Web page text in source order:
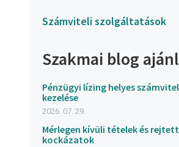
Számviteli szolgáltatások
Szakmai blog
Pénzügyi lízing helyes
kezelése
2026. 07. 29.
Mérlegen kívüli tételek és rejtett
kockázatok